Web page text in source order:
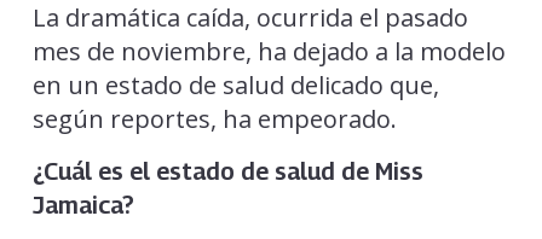
La dramática caída, ocurrida el pasado
mes de noviembre, ha dejado a la modelo
en un estado de salud delicado que,
según reportes, ha empeorado.
¿Cuál es el estado de salud de Miss
Jamaica?